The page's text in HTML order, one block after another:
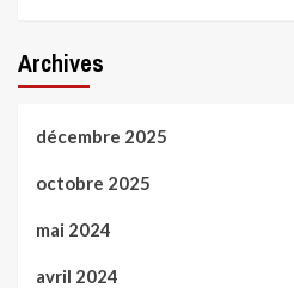
Archives
décembre 2025
octobre 2025
mai 2024
avril 2024